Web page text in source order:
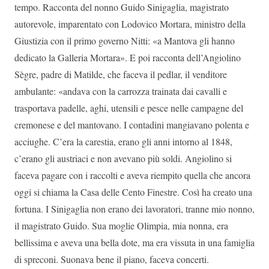
tempo. Racconta del nonno Guido Sinigaglia, magistrato
autorevole, imparentato con Lodovico Mortara, ministro della
Giustizia con il primo governo Nitti: «a Mantova gli hanno
dedicato la Galleria Mortara». E poi racconta dell’Angiolino
Sègre, padre di Matilde, che faceva il pedlar, il venditore
ambulante: «andava con la carrozza trainata dai cavalli e
trasportava padelle, aghi, utensili e pesce nelle campagne del
cremonese e del mantovano. I contadini mangiavano polenta e
acciughe. C’era la carestia, erano gli anni intorno al 1848,
c’erano gli austriaci e non avevano più soldi. Angiolino si
faceva pagare con i raccolti e aveva riempito quella che ancora
oggi si chiama la Casa delle Cento Finestre. Così ha creato una
fortuna. I Sinigaglia non erano dei lavoratori, tranne mio nonno,
il magistrato Guido. Sua moglie Olimpia, mia nonna, era
bellissima e aveva una bella dote, ma era vissuta in una famiglia
di spreconi. Suonava bene il piano, faceva concerti.